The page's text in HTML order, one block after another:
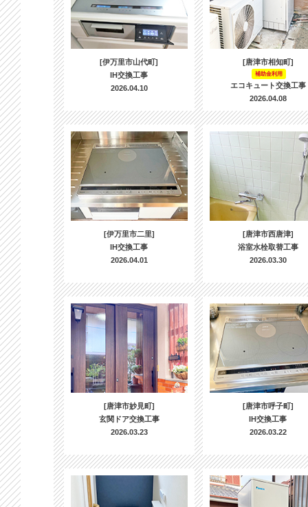
[伊万里市山代町]
IH交換工事
2026.04.10
[唐津市相知町]
補助金利用
エコキュート交換工事
2026.04.08
[伊万里市二里]
IH交換工事
2026.04.01
[唐津市西唐津]
浴室水栓取替工事
2026.03.30
[唐津市妙見町]
玄関ドア交換工事
2026.03.23
[唐津市呼子町]
IH交換工事
2026.03.22